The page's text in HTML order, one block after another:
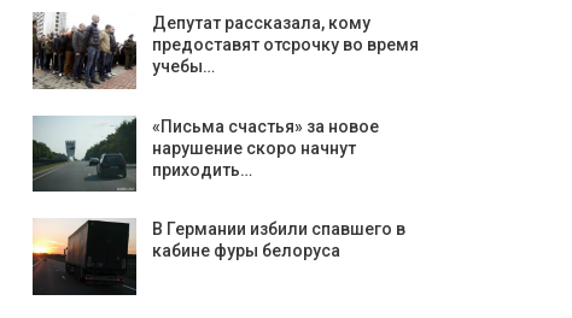
Депутат рассказала, кому
предоставят отсрочку во время
учебы…
«Письма счастья» за новое
нарушение скоро начнут
приходить…
В Германии избили спавшего в
кабине фуры белоруса